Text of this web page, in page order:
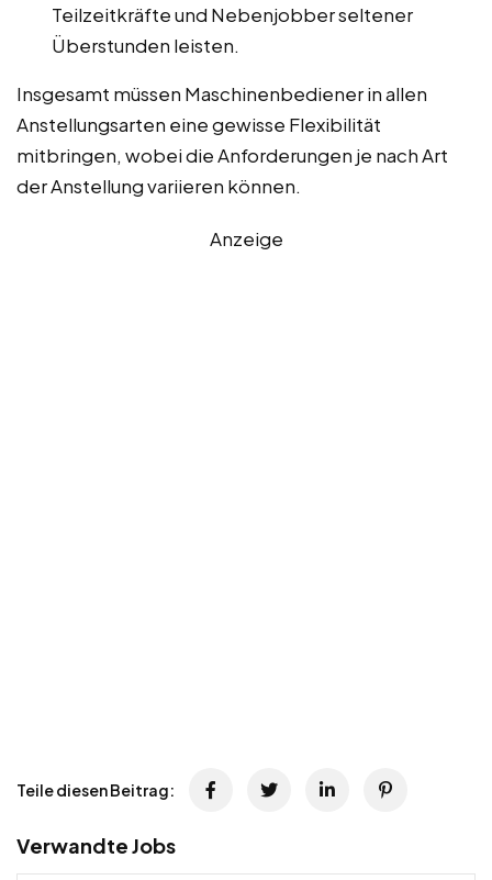
Teilzeitkräfte und Nebenjobber seltener
Überstunden leisten.
Insgesamt müssen Maschinenbediener in allen
Anstellungsarten eine gewisse Flexibilität
mitbringen, wobei die Anforderungen je nach Art
der Anstellung variieren können.
Anzeige
Teile diesen Beitrag:
Verwandte Jobs